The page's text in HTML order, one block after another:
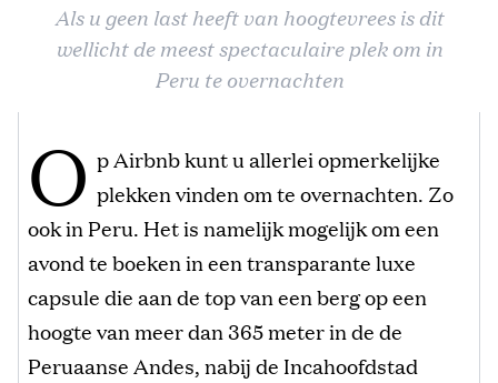
Als u geen last heeft van hoogtevrees is dit
wellicht de meest spectaculaire plek om in
Peru te overnachten
O p Airbnb kunt u allerlei opmerkelijke
plekken vinden om te overnachten. Zo
ook in Peru. Het is namelijk mogelijk om een
avond te boeken in een transparante luxe
capsule die aan de top van een berg op een
hoogte van meer dan 365 meter in de de
Peruaanse Andes, nabij de Incahoofdstad